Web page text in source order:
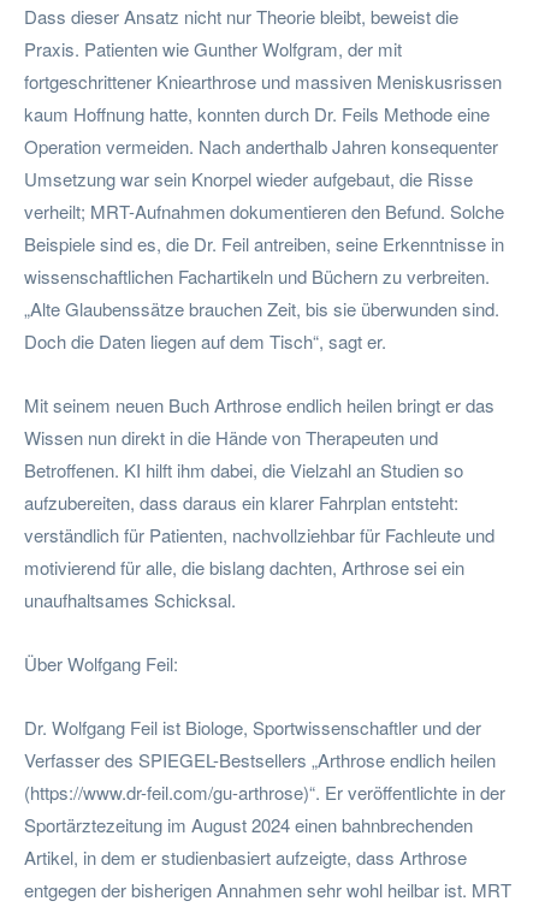
Dass dieser Ansatz nicht nur Theorie bleibt, beweist die
Praxis. Patienten wie Gunther Wolfgram, der mit
fortgeschrittener Kniearthrose und massiven Meniskusrissen
kaum Hoffnung hatte, konnten durch Dr. Feils Methode eine
Operation vermeiden. Nach anderthalb Jahren konsequenter
Umsetzung war sein Knorpel wieder aufgebaut, die Risse
verheilt; MRT-Aufnahmen dokumentieren den Befund. Solche
Beispiele sind es, die Dr. Feil antreiben, seine Erkenntnisse in
wissenschaftlichen Fachartikeln und Büchern zu verbreiten.
„Alte Glaubenssätze brauchen Zeit, bis sie überwunden sind.
Doch die Daten liegen auf dem Tisch“, sagt er.
Mit seinem neuen Buch Arthrose endlich heilen bringt er das
Wissen nun direkt in die Hände von Therapeuten und
Betroffenen. KI hilft ihm dabei, die Vielzahl an Studien so
aufzubereiten, dass daraus ein klarer Fahrplan entsteht:
verständlich für Patienten, nachvollziehbar für Fachleute und
motivierend für alle, die bislang dachten, Arthrose sei ein
unaufhaltsames Schicksal.
Über Wolfgang Feil:
Dr. Wolfgang Feil ist Biologe, Sportwissenschaftler und der
Verfasser des SPIEGEL-Bestsellers „Arthrose endlich heilen
(https://www.dr-feil.com/gu-arthrose)“. Er veröffentlichte in der
Sportärztezeitung im August 2024 einen bahnbrechenden
Artikel, in dem er studienbasiert aufzeigte, dass Arthrose
entgegen der bisherigen Annahmen sehr wohl heilbar ist. MRT